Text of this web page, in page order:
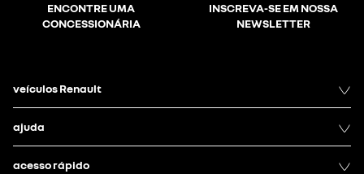
ENCONTRE UMA
CONCESSIONÁRIA
INSCREVA-SE EM NOSSA
NEWSLETTER
veículos Renault
ajuda
acesso rápido